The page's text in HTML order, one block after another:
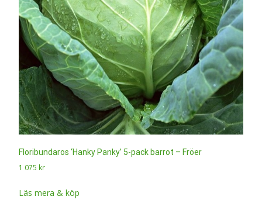
Floribundaros ‘Hanky Panky’ 5-pack barrot – Fröer
1 075 kr
Läs mera & köp